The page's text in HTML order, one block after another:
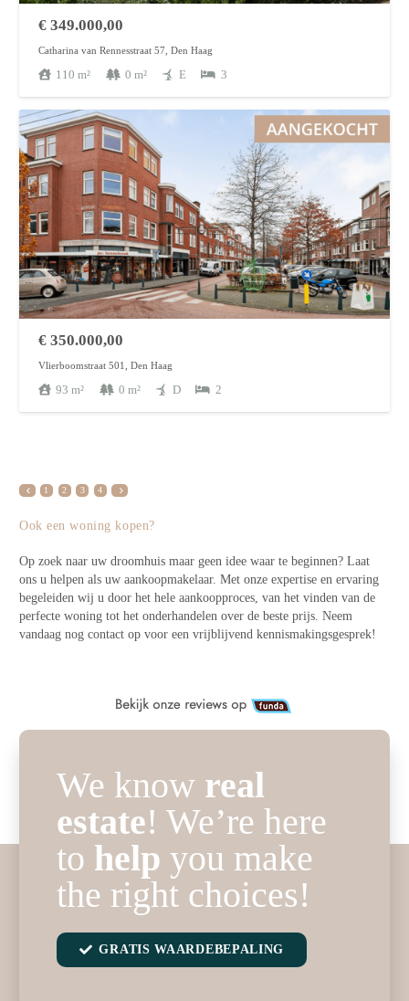
€ 349.000,00
Catharina van Rennesstraat 57, Den Haag
110 m² 0 m² E 3
€ 350.000,00
Vlierboomstraat 501, Den Haag
93 m² 0 m² D 2
1 2 3 4
Ook een woning kopen?
Op zoek naar uw droomhuis maar geen idee waar te beginnen? Laat
ons u helpen als uw aankoopmakelaar. Met onze expertise en ervaring
begeleiden wij u door het hele aankoopproces, van het vinden van de
perfecte woning tot het onderhandelen over de beste prijs. Neem
vandaag nog contact op voor een vrijblijvend kennismakingsgesprek!
We know real
estate! We’re here
to help you make
the right choices!
GRATIS WAARDEBEPALING